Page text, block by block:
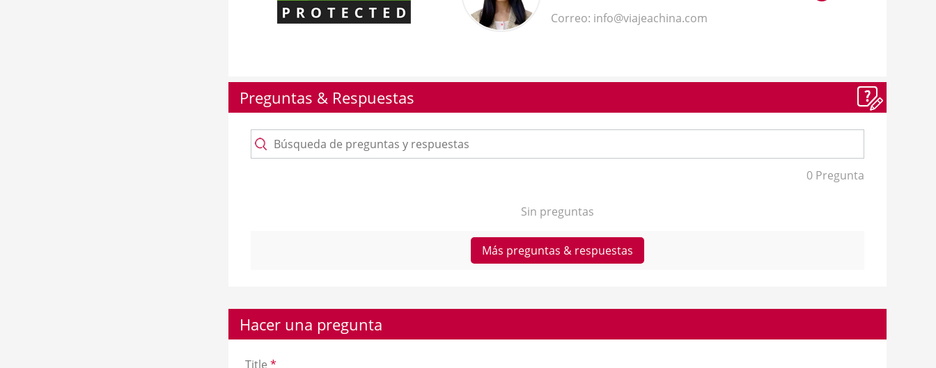
Correo: info@viajeachina.com
Preguntas & Respuestas
0 Pregunta
Sin preguntas
Más preguntas & respuestas
Hacer una pregunta
Title *